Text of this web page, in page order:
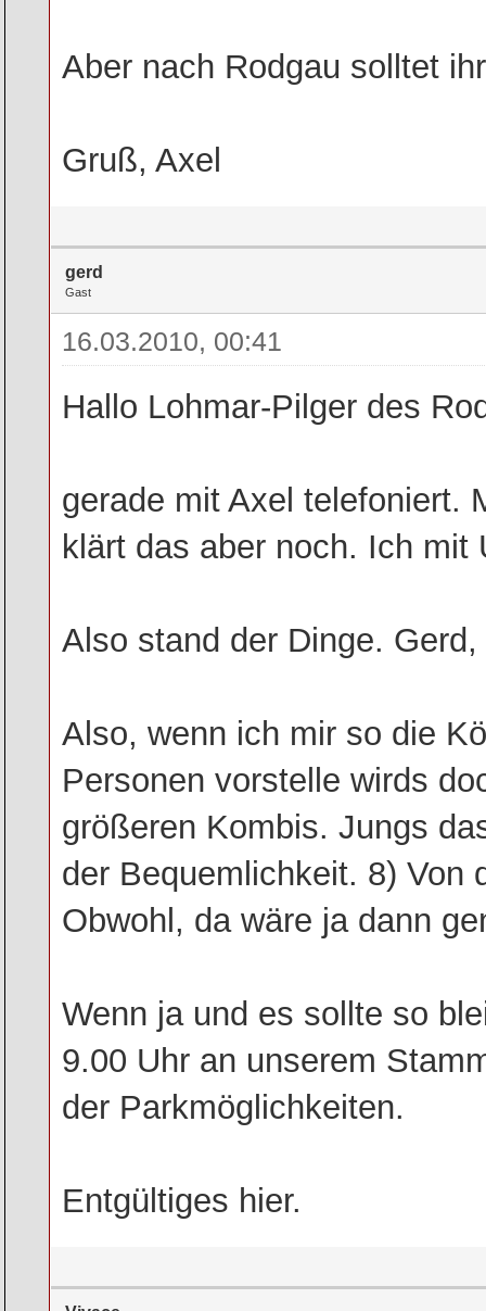
Aber nach Rodgau solltet
Gruß, Axel
gerd
Gast
16.03.2010, 00:41
Hallo Lohmar-Pilger des
gerade mit Axel telefoniert.
klärt das aber noch. Ich
Also stand der Dinge.
Also, wenn ich mir so die
Personen vorstelle wirds
größeren Kombis. Jungs
der Bequemlichkeit. 8) Von
Obwohl, da wäre ja dann
Wenn ja und es sollte so
9.00 Uhr an unserem
der Parkmöglichkeiten.
Entgültiges hier.